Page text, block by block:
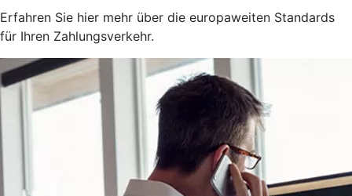
Erfahren Sie hier mehr über die europaweiten Standards
für Ihren Zahlungsverkehr.